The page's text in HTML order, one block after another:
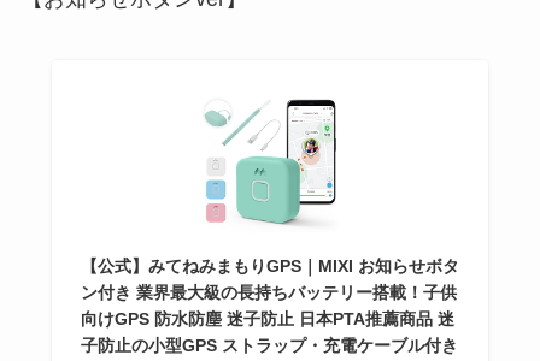
【公式】みてねみまもりGPS｜MIXI お知らせボタ
ン付き 業界最大級の長持ちバッテリー搭載！子供
向けGPS 防水防塵 迷子防止 日本PTA推薦商品 迷
子防止の小型GPS ストラップ・充電ケーブル付き